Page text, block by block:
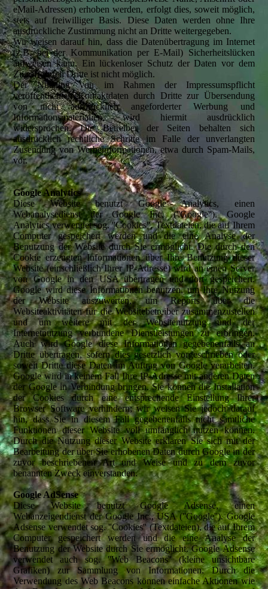
eMail-Adressen) erhoben werden, erfolgt dies, soweit möglich,
stets auf freiwilliger Basis. Diese Daten werden ohne Ihre
ausdrückliche Zustimmung nicht an Dritte weitergegeben.
Wir weisen darauf hin, dass die Datenübertragung im Internet
(z.B. bei der Kommunikation per E-Mail) Sicherheitslücken
aufweisen kann. Ein lückenloser Schutz der Daten vor dem
Zugriff durch Dritte ist nicht möglich.
Der Nutzung von im Rahmen der Impressumspflicht
veröffentlichten Kontaktdaten durch Dritte zur Übersendung
von nicht ausdrücklich angeforderter Werbung und
Informationsmaterialien wird hiermit ausdrücklich
widersprochen. Die Betreiber der Seiten behalten sich
ausdrücklich rechtliche Schritte im Falle der unverlangten
Zusendung von Werbeinformationen, etwa durch Spam-Mails,
vor.
Google Analytics
Diese Website benutzt Google Analytics, einen
Webanalysedienst der Google Inc. (''Google''). Google
Analytics verwendet sog. ''Cookies'', Textdateien, die auf Ihrem
Computer gespeichert werden und die eine Analyse der
Benutzung der Website durch Sie ermöglicht. Die durch den
Cookie erzeugten Informationen über Ihre Benutzung dieser
Website (einschließlich Ihrer IP-Adresse) wird an einen Server
von Google in den USA übertragen und dort gespeichert.
Google wird diese Informationen benutzen, um Ihre Nutzung
der Website auszuwerten, um Reports über die
Websiteaktivitäten für die Websitebetreiber zusammenzustellen
und um weitere mit der Websitenutzung und der
Internetnutzung verbundene Dienstleistungen zu erbringen.
Auch wird Google diese Informationen gegebenenfalls an
Dritte übertragen, sofern dies gesetzlich vorgeschrieben oder
soweit Dritte diese Daten im Auftrag von Google verarbeiten.
Google wird in keinem Fall Ihre IP-Adresse mit anderen Daten
der Google in Verbindung bringen. Sie können die Installation
der Cookies durch eine entsprechende Einstellung Ihrer
Browser Software verhindern; wir weisen Sie jedoch darauf
hin, dass Sie in diesem Fall gegebenenfalls nicht sämtliche
Funktionen dieser Website voll umfänglich nutzen können.
Durch die Nutzung dieser Website erklären Sie sich mit der
Bearbeitung der über Sie erhobenen Daten durch Google in der
zuvor beschriebenen Art und Weise und zu dem zuvor
benannten Zweck einverstanden.
Google AdSense
Diese Website benutzt Google Adsense, einen
Webanzeigendienst der Google Inc., USA (''Google''). Google
Adsense verwendet sog. ''Cookies'' (Textdateien), die auf Ihrem
Computer gespeichert werden und die eine Analyse der
Benutzung der Website durch Sie ermöglicht. Google Adsense
verwendet auch sog. ''Web Beacons'' (kleine unsichtbare
Grafiken) zur Sammlung von Informationen. Durch die
Verwendung des Web Beacons können einfache Aktionen wie